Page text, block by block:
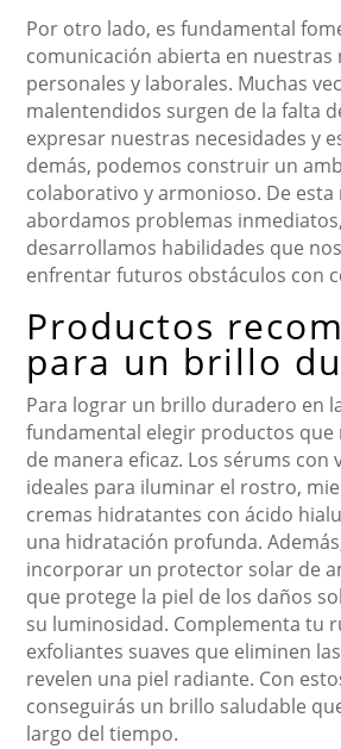
Por otro lado, es fundamental
comunicación abierta en nuestras
personales y laborales. Muchas
malentendidos surgen de la falta
expresar nuestras necesidades y
demás, podemos construir un
colaborativo y armonioso. De esta
abordamos problemas
desarrollamos habilidades que
enfrentar futuros obstáculos con
Productos
para un brillo
Para lograr un brillo duradero en
fundamental elegir productos
de manera eficaz. Los sérums con
ideales para iluminar el rostro,
cremas hidratantes con ácido
una hidratación profunda.
incorporar un protector solar de
que protege la piel de los daños
su luminosidad. Complementa tu
exfoliantes suaves que eliminen
revelen una piel radiante. Con
conseguirás un brillo saludable
largo del tiempo.